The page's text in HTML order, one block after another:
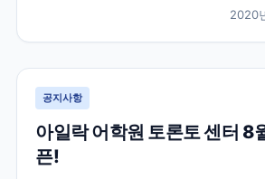
2020
공지사항
아일락 어학원 토론토 센터 8
픈!